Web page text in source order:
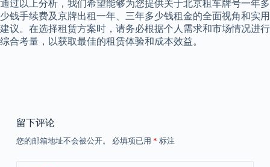
通过以上分析，我们希望能够为您提供关于北京租车牌号一年多
少钱手续费及京牌出租一年、三年多少钱租金的全面视角和实用
建议。在选择租赁方案时，请务必根据个人需求和市场情况进行
综合考量，以获取最佳的租赁体验和成本效益。
留下评论
您的邮箱地址不会被公开。 必填项已用 * 标注